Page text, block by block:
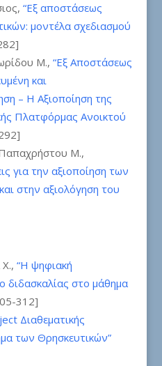
“Εξ αποστάσεως
μοντέλα σχεδιασμού
Μ., “Εξ Αποστάσεως
και
– Η Αξιοποίηση της
Πλατφόρμας Ανοικτού
Μ.,
για την αξιοποίηση των
στην αξιολόγηση του
“Η ψηφιακή
στο μάθημα
312]
Διαθεματικής
των Θρησκευτικών”